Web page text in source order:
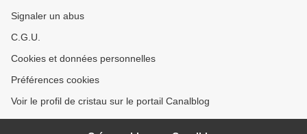
Signaler un abus
C.G.U.
Cookies et données personnelles
Préférences cookies
Voir le profil de cristau sur le portail Canalblog